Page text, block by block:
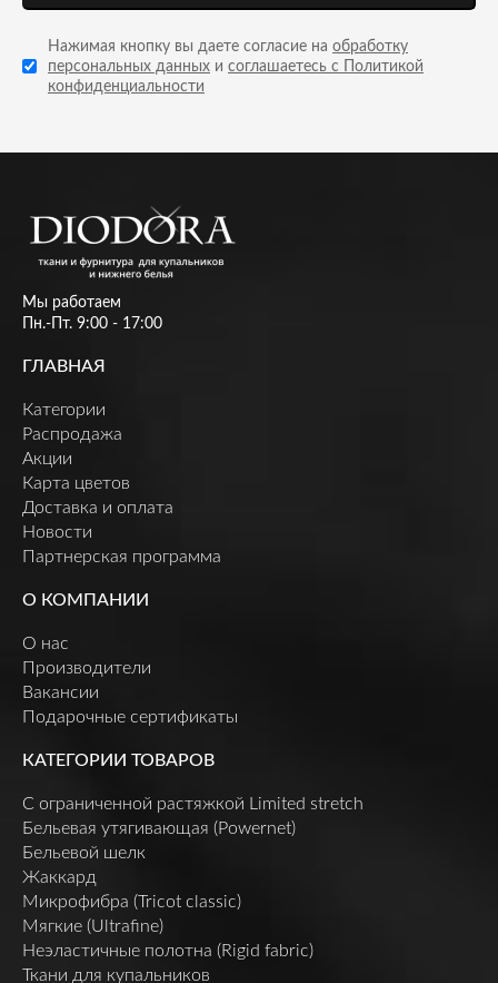
Нажимая кнопку вы даете согласие на обработку
персональных данных и соглашаетесь с Политикой
конфиденциальности
Мы работаем
Пн.-Пт. 9:00 - 17:00
ГЛАВНАЯ
Категории
Распродажа
Акции
Карта цветов
Доставка и оплата
Новости
Партнерская программа
О КОМПАНИИ
О нас
Производители
Вакансии
Подарочные сертификаты
КАТЕГОРИИ ТОВАРОВ
C ограниченной растяжкой Limited stretch
Бельевая утягивающая (Powernet)
Бельевой шелк
Жаккард
Микрофибра (Tricot classic)
Мягкие (Ultrafine)
Неэластичные полотна (Rigid fabric)
Ткани для купальников